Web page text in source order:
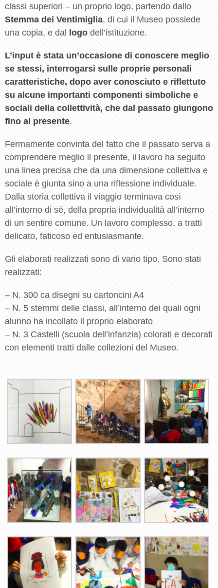
classi superiori – un proprio logo, partendo dallo
Stemma dei Ventimiglia, di cui il Museo possiede
una copia, e dal
logo dell’istituzione.
L’input è stata un’occasione di conoscere meglio
se stessi, interrogarsi sulle proprie personali
caratteristiche, dopo aver conosciuto e riflettuto
su alcune importanti componenti simboliche e
sociali della collettività, che dal passato giungono
fino al presente.
Fermamente convinta del fatto che il passato serva a
comprendere meglio il presente, il lavoro ha seguito
una linea precisa che da una dimensione collettiva e
sociale è giunta sino a una riflessione individuale.
Dalla storia collettiva il viaggio terminava così
all’interno di sé, della propria individualità all’interno
di un sentire comune. Un lavoro complesso, a tratti
delicato, faticoso ed entusiasmante.
Gli elaborati realizzati sono di vario tipo. Sono stati
realizzati:
– N. 300 ca disegni su cartoncini A4
– N. 5 stemmi delle classi, all’interno dei quali ogni
alunno ha incollato il proprio elaborato
– N. 3 Castelli (scuola dell’infanzia) colorati e decorati
con elementi tratti dalle collezioni del Museo.